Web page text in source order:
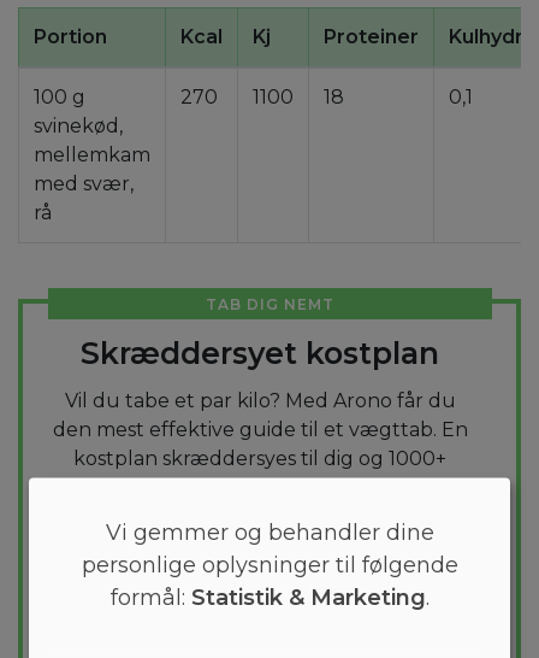
Portion Kcal Kj Proteiner
100 g
svinekød,
mellemkam
med svær,
rå
270 1100 18 0,1
TAB DIG NEMT
Skræddersyet kostplan
Vil du tabe et par kilo? Med Arono får du
den mest effektive guide til et vægttab. En
kostplan skræddersyes til dig og 1000+
PRØVGRATIS
Vi gemmer og behandler dine
personlige oplysninger til følgende
formål: Statistik & Marketing.